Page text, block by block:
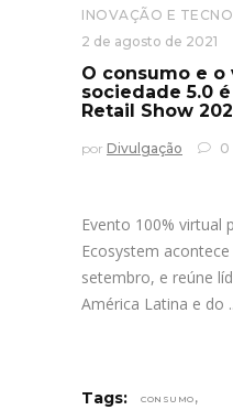
INOVAÇÃO E
2 de agosto de 2021
O consumo e o
sociedade 5.0
Retail Show
por Divulgação 0
Evento 100% virtual
Ecosystem
setembro, e reúne
América Latina e do
Tags: CONSUMO ,